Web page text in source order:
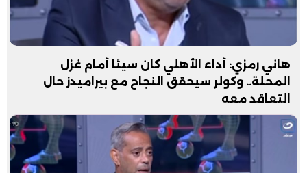
هاني رمزي: أداء الأهلي كان سيئا أمام غزل
المحلة.. وكولر سيحقق النجاح مع بيراميدز حال
التعاقد معه